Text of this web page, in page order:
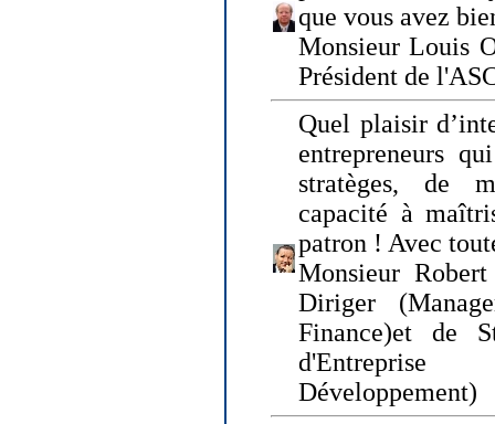
que vous avez
Monsieur Louis
Président de
Quel plaisir
entrepreneurs
stratèges, de
capacité à
patron ! Avec
Monsieur
Diriger
Finance)et de
Développement)